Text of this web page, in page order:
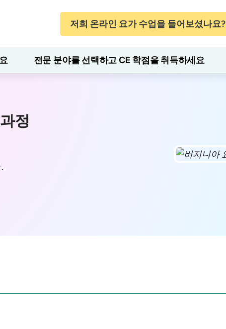
저희 온라인 요가 수업을 들어보셨나요?
전문 분야를 선택하고 CE 학점을 취득하세요
정